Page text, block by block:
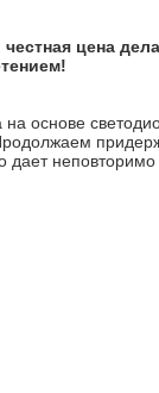
цена
основе
неповторимо